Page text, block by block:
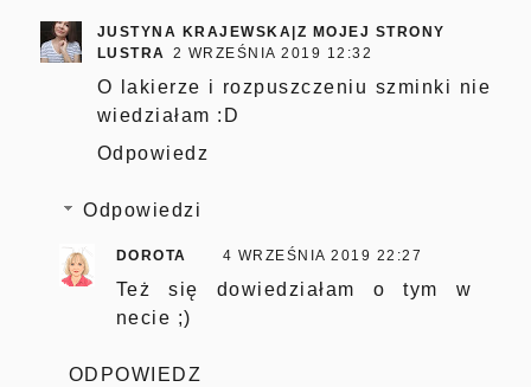
JUSTYNA KRAJEWSKA|Z MOJEJ STRONY
LUSTRA 2 WRZEŚNIA 2019 12:32
O lakierze i rozpuszczeniu szminki nie
wiedziałam :D
Odpowiedz
Odpowiedzi
DOROTA 4 WRZEŚNIA 2019 22:27
Też się dowiedziałam o tym w
necie ;)
ODPOWIEDZ